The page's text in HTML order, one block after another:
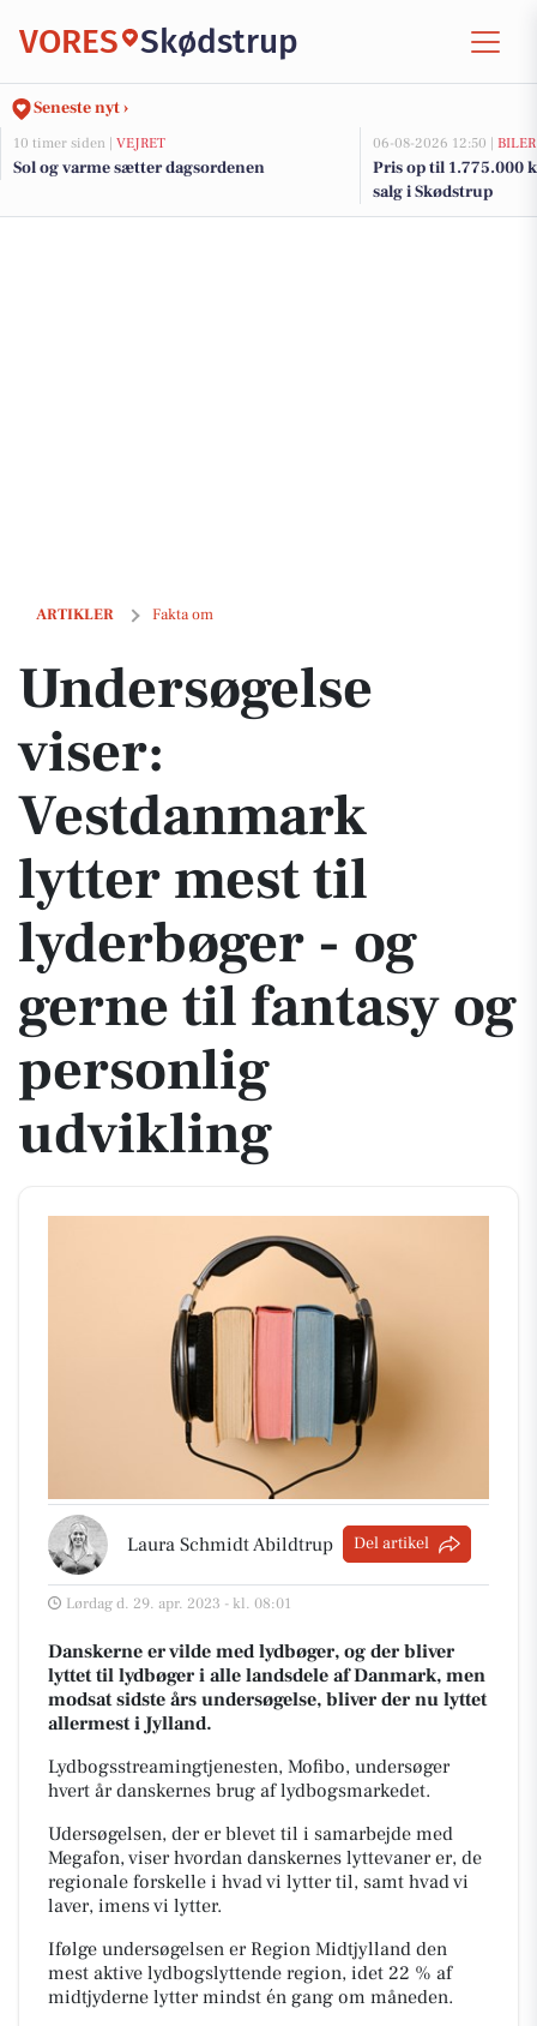
VORES Skødstrup
Seneste nyt ›
10 timer siden | VEJRET
Sol og varme sætter dagsordenen
06-08-2026 12:50 | BILER
Pris op til 1.775.000
salg i Skødstrup
ARTIKLER Fakta om
Undersøgelse viser: Vestdanmark lytter mest til lyderbøger - og
Undersøgelse
viser:
Vestdanmark
lytter mest til
lyderbøger - og
gerne til fantasy og
personlig
udvikling
Laura Schmidt Abildtrup Del artikel
Lørdag d. 29. apr. 2023 - kl. 08:01
Danskerne er vilde med lydbøger, og der bliver
lyttet til lydbøger i alle landsdele af Danmark, men
modsat sidste års undersøgelse, bliver der nu lyttet
allermest i Jylland.
Lydbogsstreamingtjenesten, Mofibo, undersøger
hvert år danskernes brug aflydbogsmarkedet.
Udersøgelsen, der er blevet til i samarbejde med
Megafon, viser hvordan danskernes lyttevaner er, de
regionale forskelle i hvad vi lytter til, samt hvad vi
laver, imens vi lytter.
Ifølge undersøgelsen er Region Midtjylland den
mest aktive lydbogslyttende region, idet 22 % af
midtjyderne lytter mindst én gang om måneden.